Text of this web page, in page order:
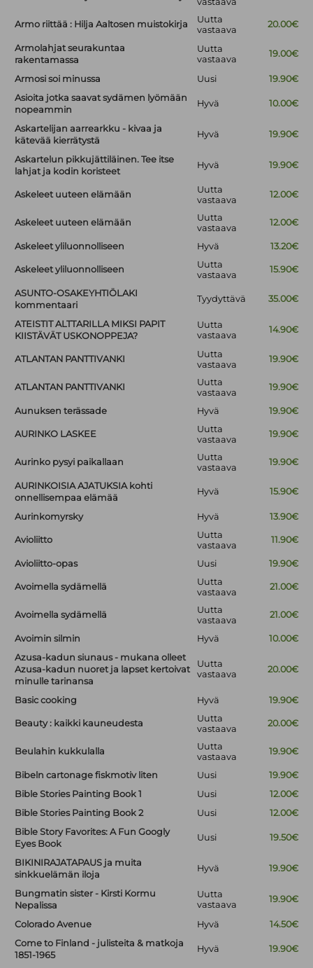
Armo riittää : Hilja Aaltosen muistokirja
Uutta
vastaava
20.00€
Armolahjat seurakuntaa
rakentamassa
Uutta
vastaava
19.00€
Armosi soi minussa Uusi
19.90€
Asioita jotka saavat sydämen lyömään
nopeammin
Hyvä 10.00€
Askartelijan aarrearkku - kivaa ja
kätevää kierrätystä
Hyvä 19.90€
Askartelun pikkujättiläinen. Tee itse
lahjat ja kodin koristeet
Hyvä 19.90€
Askeleet uuteen elämään
Uutta
vastaava
12.00€
Askeleet uuteen elämään
Uutta
vastaava
12.00€
Askeleet yliluonnolliseen Hyvä 13.20€
Askeleet yliluonnolliseen
Uutta
vastaava
15.90€
ASUNTO-OSAKEYHTIÖLAKI
kommentaari
Tyydyttävä 35.00€
ATEISTIT ALTTARILLA MIKSI PAPIT
KIISTÄVÄT USKONOPPEJA?
Uutta
vastaava
14.90€
ATLANTAN PANTTIVANKI
Uutta
vastaava
19.90€
ATLANTAN PANTTIVANKI
Uutta
vastaava
19.90€
Aunuksen terässade Hyvä 19.90€
AURINKO LASKEE
Uutta
vastaava
19.90€
Aurinko pysyi paikallaan
Uutta
vastaava
19.90€
AURINKOISIA AJATUKSIA kohti
onnellisempaa elämää
Hyvä 15.90€
Aurinkomyrsky Hyvä 13.90€
Avioliitto
Uutta
vastaava
11.90€
Avioliitto-opas Uusi 19.90€
Avoimella sydämellä
Uutta
vastaava
21.00€
Avoimella sydämellä
Uutta
vastaava
21.00€
Avoimin silmin Hyvä
10.00€
Azusa-kadun siunaus - mukana olleet
Azusa-kadun nuoret ja lapset kertoivat
minulle tarinansa
Uutta
vastaava
20.00€
Basic cooking Hyvä 19.90€
Beauty : kaikki kauneudesta
Uutta
vastaava
20.00€
Beulahin kukkulalla
Uutta
vastaava
19.90€
Bibeln cartonage fiskmotiv liten Uusi
19.90€
Bible Stories Painting Book 1
Uusi
12.00€
Bible Stories Painting Book 2
Uusi
12.00€
Bible Story Favorites: A Fun Googly
Eyes Book
Uusi 19.50€
BIKINIRAJATAPAUS ja muita
sinkkuelämän iloja
Hyvä 19.90€
Bungmatin sister - Kirsti Kormu
Nepalissa
Uutta
vastaava
19.90€
Colorado Avenue Hyvä
14.50€
Come to Finland - julisteita & matkoja
1851-1965
Hyvä 19.90€